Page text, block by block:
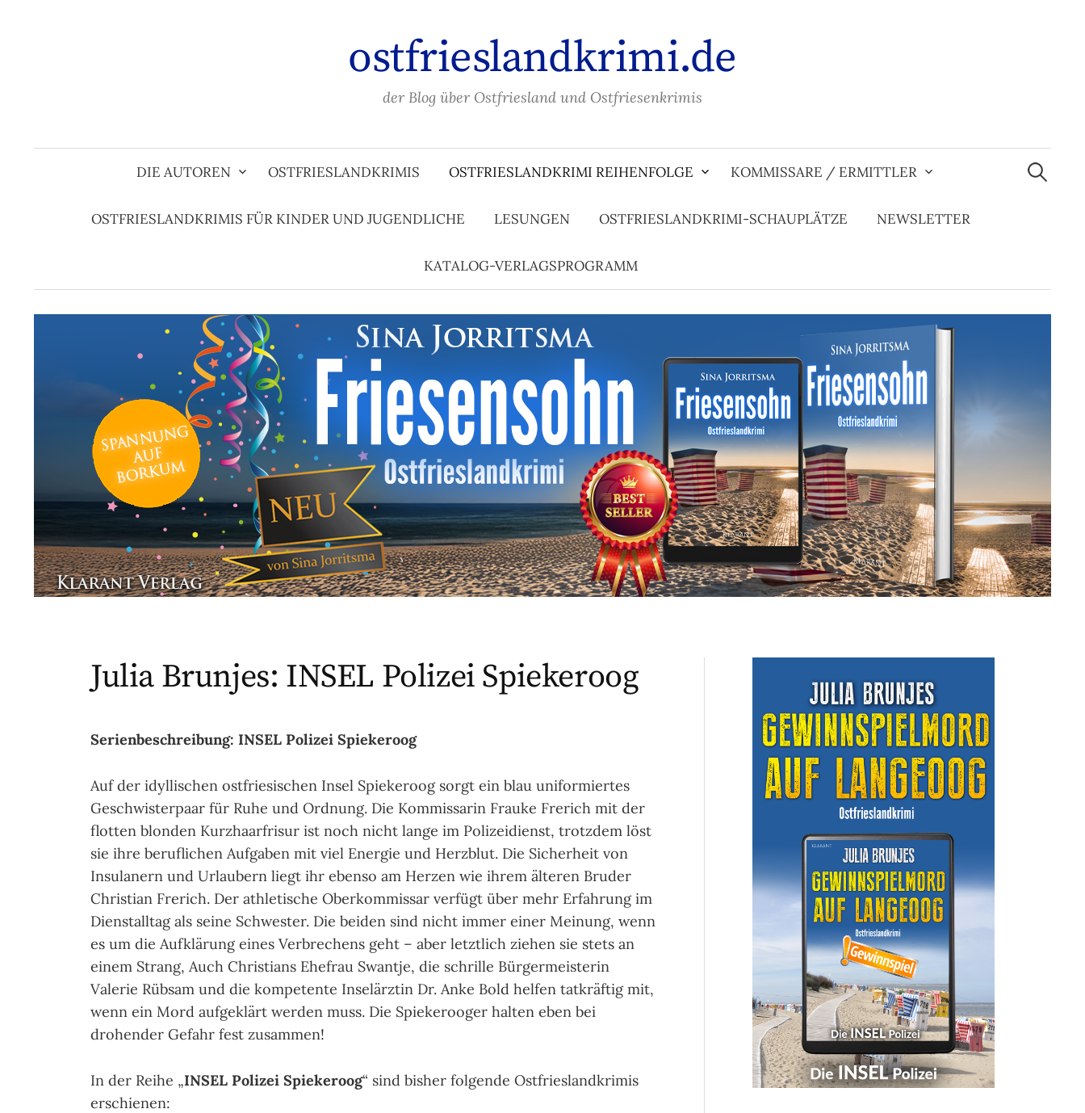
ostfrieslandkrimi.de
der Blog über Ostfriesland und Ostfriesenkrimis
DIE AUTOREN OSTFRIESLANDKRIMIS OSTFRIESLANDKRIMI REIHENFOLGE KOMMISSARE / ERMITTLER
OSTFRIESLANDKRIMIS FÜR KINDER UND JUGENDLICHE LESUNGEN OSTFRIESLANDKRIMI-SCHAUPLÄTZE NEWSLETTER
KATALOG-VERLAGSPROGRAMM
Suchen
nach:
Julia Brunjes: INSEL Polizei Spiekeroog
Serienbeschreibung: INSEL Polizei Spiekeroog
Auf der idyllischen ostfriesischen Insel Spiekeroog sorgt ein blau uniformiertes
Geschwisterpaar für Ruhe und Ordnung. Die Kommissarin Frauke Frerich mit der
flotten blonden Kurzhaarfrisur ist noch nicht lange im Polizeidienst, trotzdem löst
sie ihre beruflichen Aufgaben mit viel Energie und Herzblut. Die Sicherheit von
Insulanern und Urlaubern liegt ihr ebenso am Herzen wie ihrem älteren Bruder
Christian Frerich. Der athletische Oberkommissar verfügt über mehr Erfahrung im
Dienstalltag als seine Schwester. Die beiden sind nicht immer einer Meinung, wenn
es um die Aufklärung eines Verbrechens geht – aber letztlich ziehen sie stets an
einem Strang, Auch Christians Ehefrau Swantje, die schrille Bürgermeisterin
Valerie Rübsam und die kompetente Inselärztin Dr. Anke Bold helfen tatkräftig mit,
wenn ein Mord aufgeklärt werden muss. Die Spiekerooger halten eben bei
drohender Gefahr fest zusammen!
In der Reihe „INSEL Polizei Spiekeroog“ sind bisher folgende Ostfrieslandkrimis
erschienen: